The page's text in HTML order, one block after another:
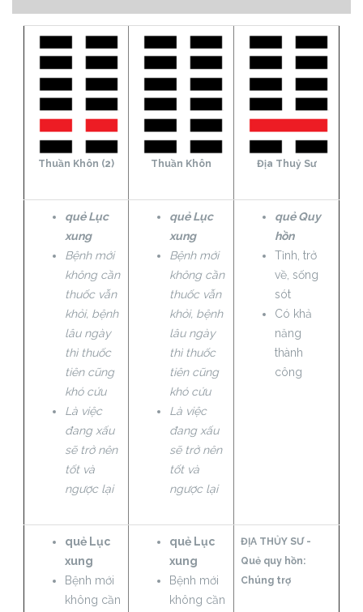
Thuần Khôn (2) Thuần Khôn Địa Thuỷ Sư
quẻ Lục
xung
Bệnh mới
không cần
thuốc vẫn
khỏi, bệnh
lâu ngày
thì thuốc
tiên cũng
khó cứu
Là việc
đang xấu
sẽ trở nên
tốt và
ngược lại
quẻ Lục
xung
Bệnh mới
không cần
thuốc vẫn
khỏi, bệnh
lâu ngày
thì thuốc
tiên cũng
khó cứu
Là việc
đang xấu
sẽ trở nên
tốt và
ngược lại
quẻ Quy
hồn
Tỉnh, trở
về, sống
sót
Có khả
năng
thành
công
quẻ Lục
xung
Bệnh mới
không cần
quẻ Lục
xung
Bệnh mới
không cần
ĐỊA THỦY SƯ -
Quẻ quy hồn:
Chúng trợ